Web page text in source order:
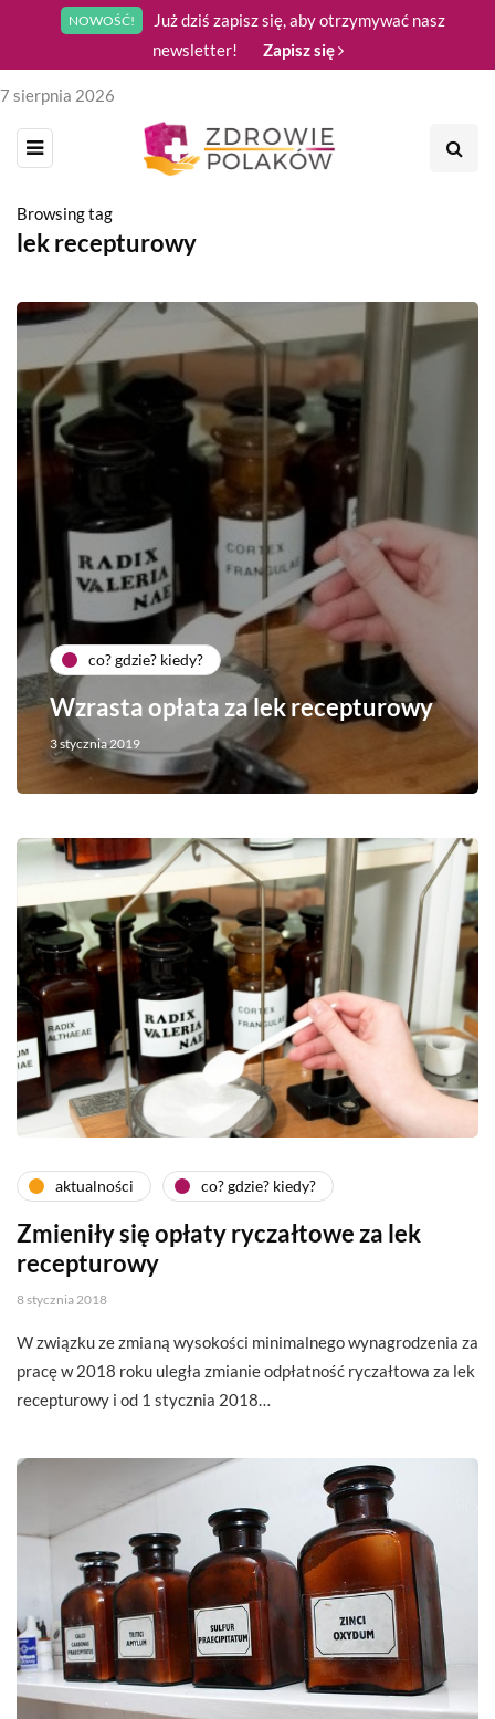
NOWOŚĆ!
Już dziś zapisz się, aby otrzymywać nasz
newsletter!
Zapisz się
7 sierpnia 2026
Browsing tag
lek recepturowy
co? gdzie? kiedy?
Wzrasta opłata za lek recepturowy
3 stycznia 2019
aktualności co? gdzie? kiedy?
Zmieniły się opłaty ryczałtowe za lek
recepturowy
8 stycznia 2018
W związku ze zmianą wysokości minimalnego wynagrodzenia za
pracę w 2018 roku uległa zmianie odpłatność ryczałtowa za lek
recepturowy i od 1 stycznia 2018…